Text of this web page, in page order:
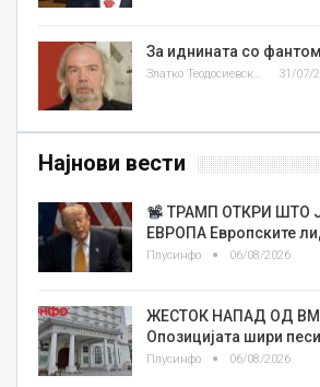
За иднината со
Златко Теодосиевски 31/07/
Најнови вести
ТРАМП ОТКРИ ШТО
ЕВРОПА Европските
Плусинфо 06/08/2026
ЖЕСТОК НАПАД ОД
Опозицијата шири
Плусинфо 06/08/2026